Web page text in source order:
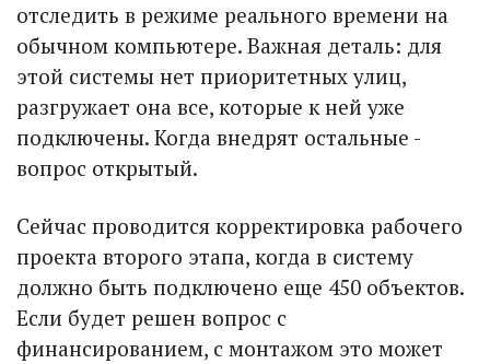
отследить в режиме реального времени на
обычном компьютере. Важная деталь: для
этой системы нет приоритетных улиц,
разгружает она все, которые к ней уже
подключены. Когда внедрят остальные -
вопрос открытый.
Сейчас проводится корректировка рабочего
проекта второго этапа, когда в систему
должно быть подключено еще 450 объектов.
Если будет решен вопрос с
финансированием, с монтажом это может